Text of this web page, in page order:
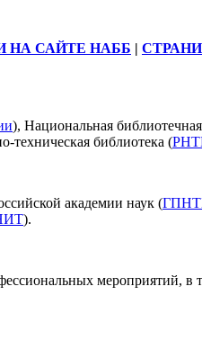
НА САЙТЕ НАББ |
), Национальная
техническая библиотека (
академии наук (
).
мероприятий, в